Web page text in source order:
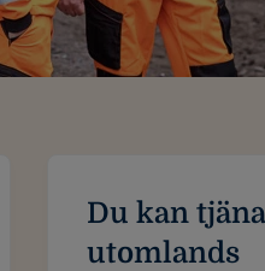
Du kan
utomlands